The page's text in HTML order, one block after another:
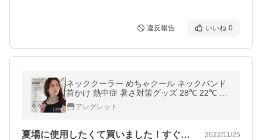
違反報告 いいね 0
ネッククーラー めちゃクール ネックバンド
首かけ 熱中症 暑さ対策グッズ 28℃ 22℃ 接
触冷感 冷却 ひんやり
アレグレット
夏場に使用したくて買いました！すぐ冷た… 2022/11/25